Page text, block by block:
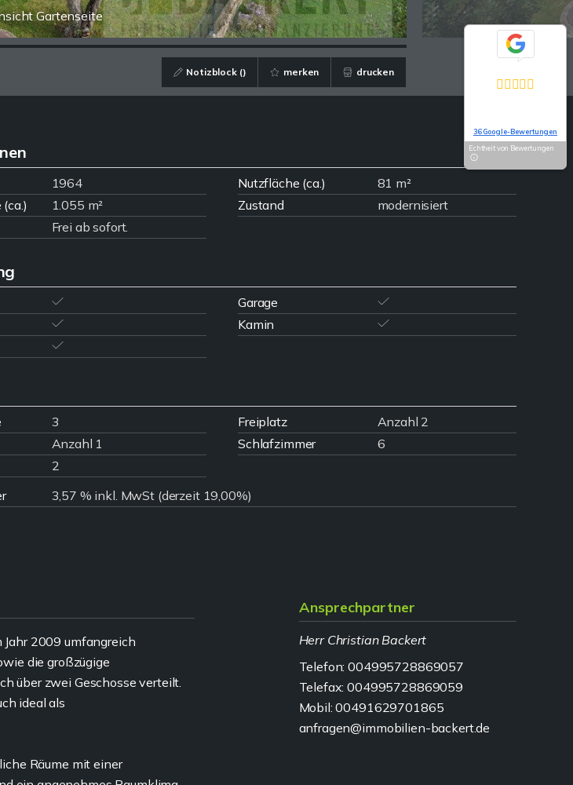
Gartenseite
Notizblock () merken drucken
1964 Nutzfläche (ca.)
81 m²
1.055 m² Zustand
modernisiert
Frei ab sofort.
Garage
Kamin
3 Freiplatz
Anzahl 2
Anzahl 1 Schlafzimmer
6
2
3,57 % inkl. MwSt (derzeit 19,00%)
2009 umfangreich
die großzügige
über zwei Geschosse verteilt.
ideal als
Räume mit einer
Ansprechpartner
Herr Christian Backert
Telefon: 004995728869057
Telefax: 004995728869059
Mobil: 00491629701865
anfragen@immobilien-backert.de
36 Google-Bewertungen
Echtheit von Bewertungen